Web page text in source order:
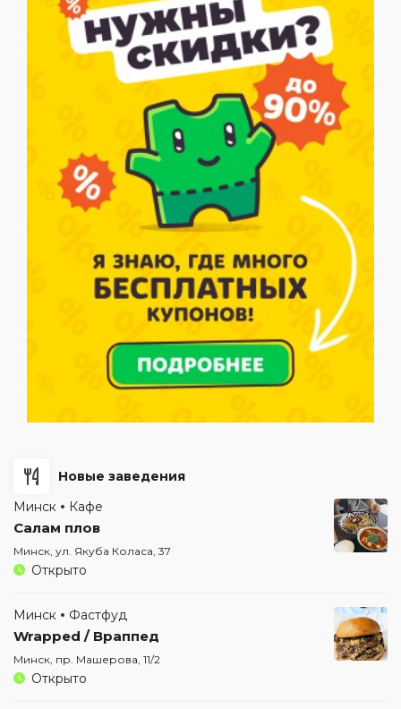
Новые заведения
Минск
Кафе
Салам плов
Минск, ул. Якуба Коласа, 37
Открыто
Минск Фастфуд
Wrapped / Враппед
Минск, пр. Машерова, 11/2
Открыто